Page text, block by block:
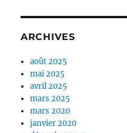
ARCHIVES
août 2025
mai 2025
avril 2025
mars 2025
mars 2020
janvier 2020